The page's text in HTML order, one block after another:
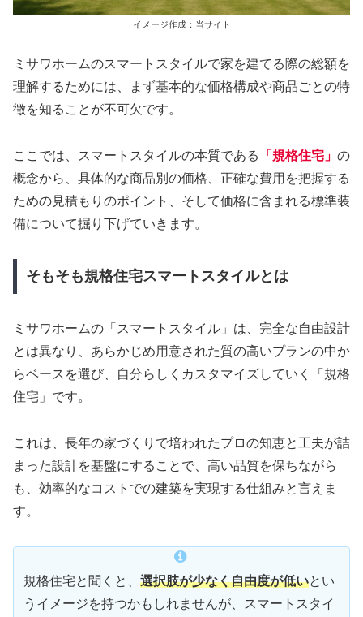
イメージ作成：当サイト
ミサワホームのスマートスタイルで家を建てる際の総額を
理解するためには、まず基本的な価格構成や商品ごとの特
徴を知ることが不可欠です。
ここでは、スマートスタイルの本質である 「規格住宅」 の
概念から、具体的な商品別の価格、正確な費用を把握する
ための見積もりのポイント、そして価格に含まれる標準装
備について掘り下げていきます。
そもそも規格住宅スマートスタイルとは
ミサワホームの「スマートスタイル」は、完全な自由設計
とは異なり、あらかじめ用意された質の高いプランの中か
らベースを選び、自分らしくカスタマイズしていく「規格
住宅」です。
これは、長年の家づくりで培われたプロの知恵と工夫が詰
まった設計を基盤にすることで、高い品質を保ちながら
も、効率的なコストでの建築を実現する仕組みと言えま
す。
規格住宅と聞くと、 選択肢が少なく自由度が低いとい
うイメージを持つかもしれませんが、スマートスタイ